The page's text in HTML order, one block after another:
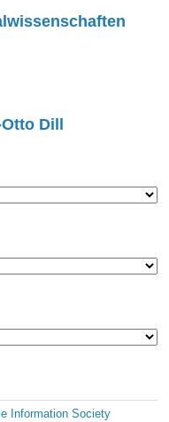
Dill
Information Society